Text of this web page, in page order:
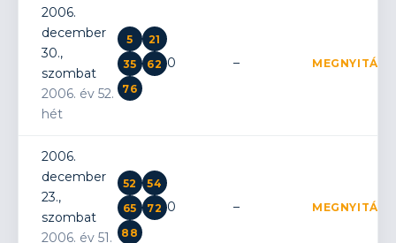
2006.
december
30.,
szombat
2006. év 52.
hét
5
21
35
62
76
0 – MEGNYITÁS
2006.
december
23.,
szombat
2006. év 51.
52
54
65
72
88
0 – MEGNYITÁS